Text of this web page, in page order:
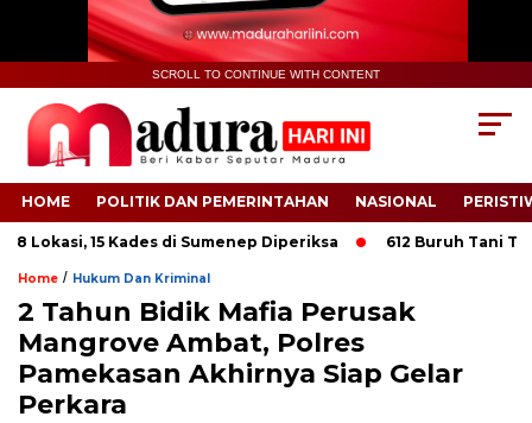
SCROLL TO CONTINUE WITH CONTENT
HOME POLITIK DAN PEMERINTAHAN NASIONAL
15 Kades di Sumenep Diperiksa 612 Buruh Tani
Home / Hukum Dan Kriminal
2 Tahun Bidik Mafia Perusak
Mangrove Ambat, Polres
Pamekasan Akhirnya Siap Gelar
Perkara
.